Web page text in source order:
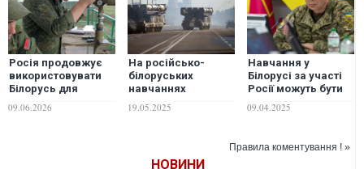
Росія продовжує
використовувати
Білорусь для
ДПСУ
09.06.2026
На російсько-
білоруських
навчаннях
відпрацьовуватимуть
19.05.2025
Навчання у
Білорусі за участі
Росії можуть бути
підготовки
Сирський
09.04.2025
Правила коментування ! »
НОВИНИ